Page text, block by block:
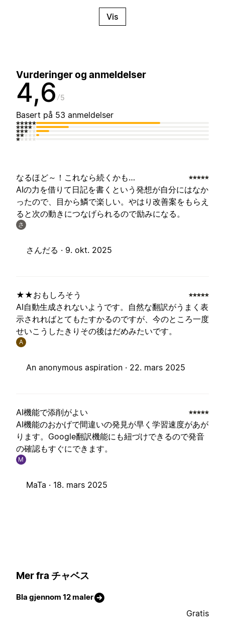
Vis
Vurderinger og anmeldelser
4,6 5
Basert på 53 anmeldelser
なるほど～！これなら続くかも…
AIの力を借りて日記を書くという発想が自分にはなか
ったので、目から鱗で楽しい。やはり改善案をもらえ
ると次の動きにつなげられるので励みになる。
さ
さんだる · 9. okt. 2025
★★おもしろそう
AI自動生成されないようです。自然な翻訳がうまく表
示されればとてもたすかるのですが、今のところ一度
せいこうしたきりその後はだめみたいです。
A
An anonymous aspiration · 22. mars 2025
AI機能で添削がよい
AI機能のおかげで間違いの発見が早く学習速度があが
ります。Google翻訳機能にも紐づけできるので発音
の確認もすぐにできます。
M
MaTa · 18. mars 2025
Mer fra チャベス
Bla gjennom 12 maler
Gratis